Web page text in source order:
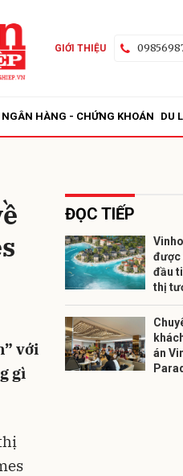
GIỚI THIỆU
NGÂN HÀNG - CHỨNG KHOÁN DU
với
gì
ĐỌC TIẾP
được
đầu
thị
án
Gửi